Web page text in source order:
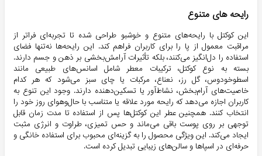
رایحه های متنوع
این کوکتل با رایحه‌های متنوع و خوشبو طراحی شده تا تجربه‌ای فراتر از
مراقبت معمول از پا را برای کاربران فراهم کند. این رایحه‌ها نه‌تنها فضای
استفاده را دل‌انگیز می‌کنند، بلکه تأثیرات آرامش‌بخشی بر ذهن و جسم دارند.
بسته به نوع کوکتل، ترکیبات معطر شامل اسانس‌های طبیعی مانند
اسطوخودوس، گل رز، نعناع، مرکبات یا چای سبز می‌شود که هر کدام
خاصیت‌های آرام‌بخش، نشاط‌آور یا تسکین‌دهنده دارند. وجود این تنوع به
کاربران اجازه می‌دهد که رایحه مورد علاقه یا متناسب با حال‌و‌هوای روز خود را
انتخاب کنند. همچنین عطر این کوکتل‌ها پس از استفاده تا مدت زمان قابل
توجهی بر روی پوست باقی می‌ماند و حس تمیزی، طراوت و انرژی مثبت
ایجاد می‌کند. این ویژگی محصول را به گزینه‌ای محبوب برای استفاده خانگی و
حرفه‌ای در اسپاها و سالن‌های زیبایی تبدیل کرده است.